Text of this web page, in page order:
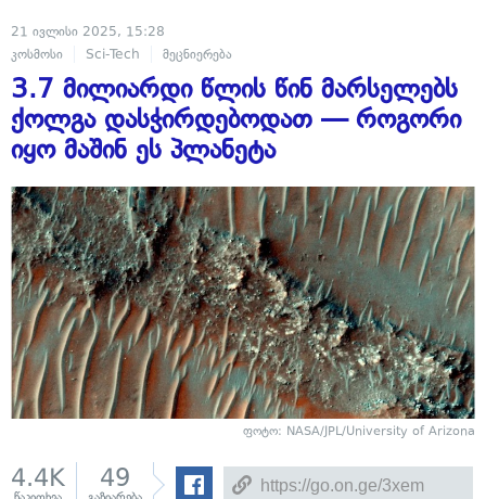
21 ივლისი 2025, 15:28
კოსმოსი
Sci-Tech მეცნიერება
3.7 მილიარდი წლის წინ მარსელებს
ქოლგა დასჭირდებოდათ — როგორი
იყო მაშინ ეს პლანეტა
ფოტო: NASA/JPL/University of Arizona
4.4K 49